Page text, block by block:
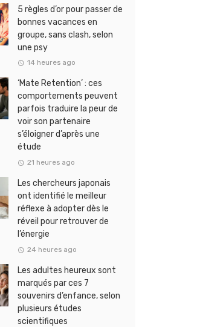
5 règles d’or pour passer de
bonnes vacances en
groupe, sans clash, selon
une psy
14 heures ago
‘Mate Retention’ : ces
comportements peuvent
parfois traduire la peur de
voir son partenaire
s’éloigner d’après une
étude
21 heures ago
Les chercheurs japonais
ont identifié le meilleur
réflexe à adopter dès le
réveil pour retrouver de
l’énergie
24 heures ago
Les adultes heureux sont
marqués par ces 7
souvenirs d’enfance, selon
plusieurs études
scientifiques